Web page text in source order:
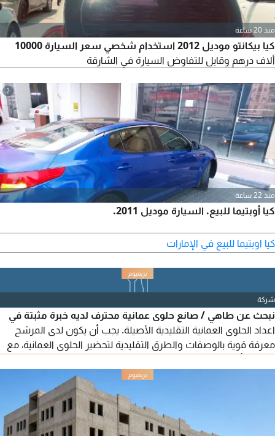
منذ 20 ساعة
كيا بيكانتو موديل 2012 استخدام شخصي سعر السيارة 10000
ألاف درهم وقابل للتفاوض السيارة في الشارقة
2
منذ 22 ساعة
كيا أوبتيما للبيع. السيارة موديل 2011.
كيا اوبتيما للبيع في الإمارات
شركة
نبحث عن طاهي / صانع حلوى عمانية محترف لديه خبرة مثبتة في
اعداد الحلوى العمانية التقليدية الأصيلة. يجب أن يكون لدى المرشح
معرفة قوية بالوصفات والطرق التقليدية لتحضير الحلوى العمانية، مع
فريق. يفضل أن يكون لديه خبرة سابقة في مطبخ تجاري أو مصنع
أغذية. يرجى التقديم فقط لمن لديه خبرة عملية حقيقية في صناعة